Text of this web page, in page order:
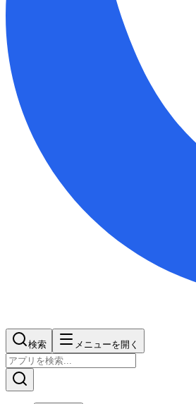
検索 メニューを開く